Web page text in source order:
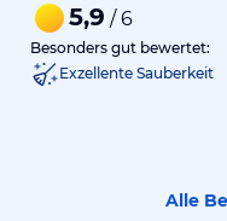
5,9 / 6
Besonders gut bewertet:
Exzellente Sauberkeit
Alle